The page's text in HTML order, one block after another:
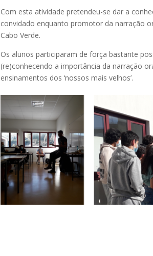
Com esta atividade pretendeu-se dar a
convidado enquanto promotor da narração
Cabo Verde.
Os alunos participaram de força bastante
(re)conhecendo a importância da narração
ensinamentos dos ‘nossos mais velhos’.